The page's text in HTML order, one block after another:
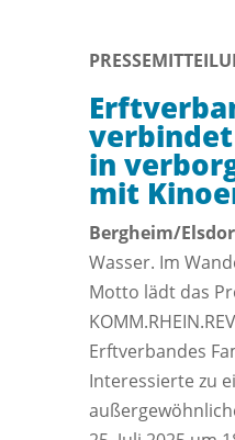
in
mit
Bergheim/
Wasser. Im
Motto lädt das
Erftverbandes
Interessierte zu